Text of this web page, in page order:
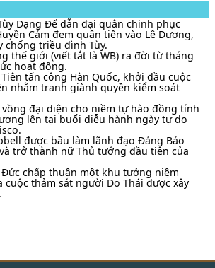
Dạng Đế dẫn đại quân chinh phục
Cảm đem quân tiến vào Lê Dương,
chống triều đình Tùy.
thế giới (viết tắt là WB) ra đời từ tháng
hoạt động.
Tiên tấn công Hàn Quốc, khởi đầu cuộc
nhằm tranh giành quyền kiểm soát
vồng đại diện cho niềm tự hào đồng tính
lên tại buổi diễu hành ngày tự do
được bầu làm lãnh đạo Đảng Bảo
trở thành nữ Thủ tướng đầu tiên của
Đức chấp thuận một khu tưởng niệm
cuộc thảm sát người Do Thái được xây